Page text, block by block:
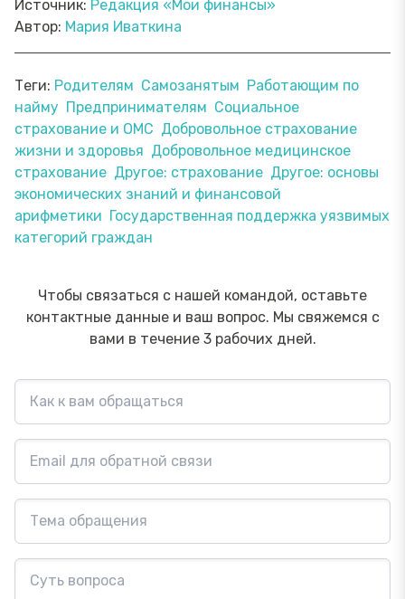
Источник: Редакция «Мои финансы»
Автор: Мария Иваткина
Теги: Родителям Самозанятым Работающим по
найму Предпринимателям Социальное
страхование и ОМС Добровольное страхование
жизни и здоровья Добровольное медицинское
страхование Другое: страхование Другое: основы
экономических знаний и финансовой
арифметики Государственная поддержка уязвимых
категорий граждан
Чтобы связаться с нашей командой, оставьте
контактные данные и ваш вопрос. Мы свяжемся с
вами в течение 3 рабочих дней.